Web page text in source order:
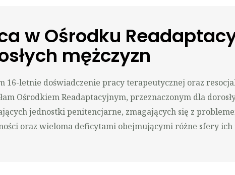
w Ośrodku
mężczyzn
16-letnie doświadczenie pracy terapeutycznej oraz
Ośrodkiem Readaptacyjnym, przeznaczonym dla
jednostki penitencjarne, zmagających się z
oraz wieloma deficytami obejmującymi różne sfery ich